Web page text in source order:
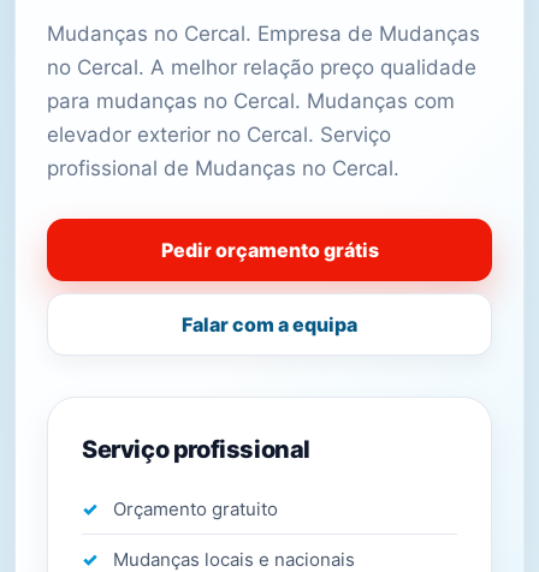
Mudanças no Cercal. Empresa de Mudanças
no Cercal. A melhor relação preço qualidade
para mudanças no Cercal. Mudanças com
elevador exterior no Cercal. Serviço
profissional de Mudanças no Cercal.
Pedir orçamento grátis
Falar com a equipa
Serviço profissional
Orçamento gratuito
Mudanças locais e nacionais